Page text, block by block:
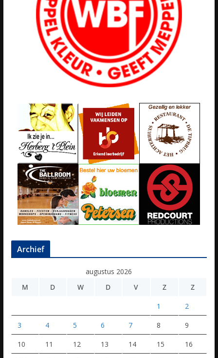
Archief
augustus 2026
M
D W D V Z Z
1 2
3 4 5 6 7 8 9
10 11 12 13 14 15 16